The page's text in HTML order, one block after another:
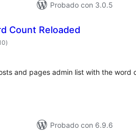
Probado con 3.0.5
Count Reloaded
valoracións
totais
)
and pages admin list with the word
Probado con 6.9.6